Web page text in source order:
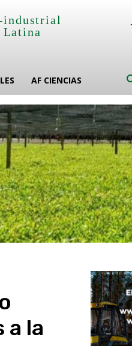
industrial
AF CIENCIAS
a la